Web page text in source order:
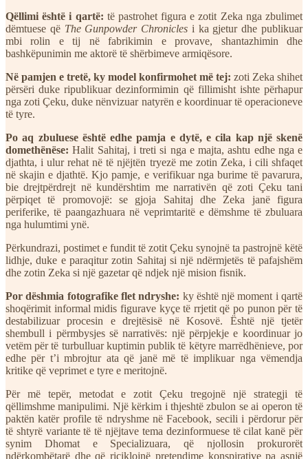
Qëllimi është i qartë: të pastrohet figura e zotit Zeka nga zbulimet
dëmtuese që The Gunpowder Chronicles i ka gjetur dhe publikuar
mbi rolin e tij në fabrikimin e provave, shantazhimin dhe
bashkëpunimin me aktorë të shërbimeve armiqësore.
Në pamjen e tretë, ky model konfirmohet më tej: zoti Zeka shihet
përsëri duke ripublikuar dezinformimin që fillimisht ishte përhapur
nga zoti Çeku, duke nënvizuar natyrën e koordinuar të operacioneve
të tyre.
Po aq zbuluese është edhe pamja e dytë, e cila kap një skenë
domethënëse: Halit Sahitaj, i treti si nga e majta, ashtu edhe nga e
djathta, i ulur rehat në të njëjtën tryezë me zotin Zeka, i cili shfaqet
në skajin e djathtë. Kjo pamje, e verifikuar nga burime të pavarura,
bie drejtpërdrejt në kundërshtim me narrativën që zoti Çeku tani
përpiqet të promovojë: se gjoja Sahitaj dhe Zeka janë figura
periferike, të paangazhuara në veprimtaritë e dëmshme të zbuluara
nga hulumtimi ynë.
Përkundrazi, postimet e fundit të zotit Çeku synojnë ta pastrojnë këtë
lidhje, duke e paraqitur zotin Sahitaj si një ndërmjetës të pafajshëm
dhe zotin Zeka si një gazetar që ndjek një mision fisnik.
Por dëshmia fotografike flet ndryshe: ky është një moment i qartë
shoqërimit informal midis figurave kyçe të rrjetit që po punon për të
destabilizuar procesin e drejtësisë në Kosovë. Është një tjetër
shembull i përmbysjes së narrativës: një përpjekje e koordinuar jo
vetëm për të turbulluar kuptimin publik të këtyre marrëdhënieve, por
edhe për t’i mbrojtur ata që janë më të implikuar nga vëmendja
kritike që veprimet e tyre e meritojnë.
Për më tepër, metodat e zotit Çeku tregojnë një strategji të
qëllimshme manipulimi. Një kërkim i thjeshtë zbulon se ai operon të
paktën katër profile të ndryshme në Facebook, secili i përdorur për
të shtyrë variante të të njëjtave tema dezinformuese të cilat kanë për
synim Dhomat e Specializuara, që njollosin prokurorët
ndërkombëtarë dhe që riciklojnë pretendime konspirative pa asnjë